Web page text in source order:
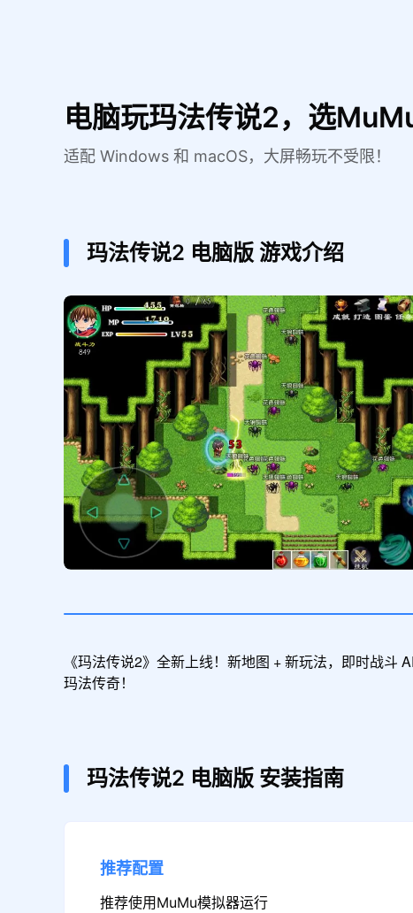
电脑玩玛法传说2，选
适配 Windows 和 macOS，大屏畅玩不受限！
玛法传说2 电脑版 游戏介绍
《玛法传说2》全新上线！新地图 + 新玩法，即时战
玛法传奇！
玛法传说2 电脑版 安装指南
推荐配置
推荐使用MuMu模拟器运行